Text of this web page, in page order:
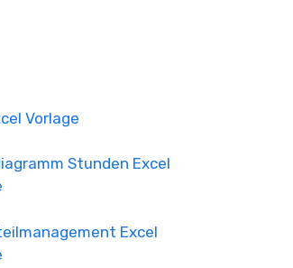
Vorlage
Stunden Excel
Excel